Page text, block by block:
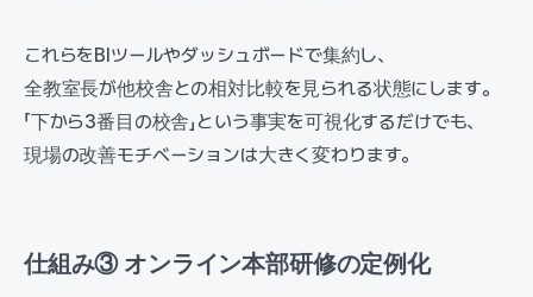
これらをBIツールやダッシュボードで集約し、
全教室長が他校舎との相対比較を見られる状態にします。
「下から3番目の校舎」という事実を可視化するだけでも、
現場の改善モチベーションは大きく変わります。
仕組み③ オンライン本部研修の定例化